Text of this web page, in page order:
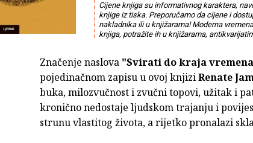
Cijene knjiga su informativnog karaktera,
knjige iz tiska. Preporučamo da cijene i
nakladnika ili u knjižarama! Moderna
knjiga, potražite ih u knjižarama,
Značenje naslova "Svirati do kraja
pojedinačnom zapisu u ovoj knjiziRenate
buka, milozvučnost i zvučni topovi, užitak i
kronično nedostaje ljudskom trajanju i
strunu vlastitog života, a rijetko pronalazi